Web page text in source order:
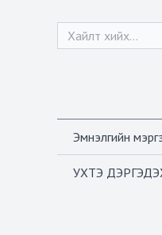
Эмнэлгийн
УХТЭ